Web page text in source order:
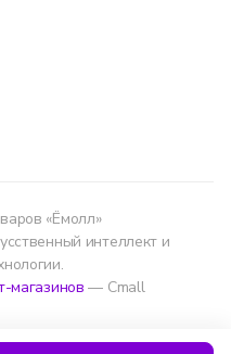
«Ёмолл»
интеллект и
магазинов — Cmall